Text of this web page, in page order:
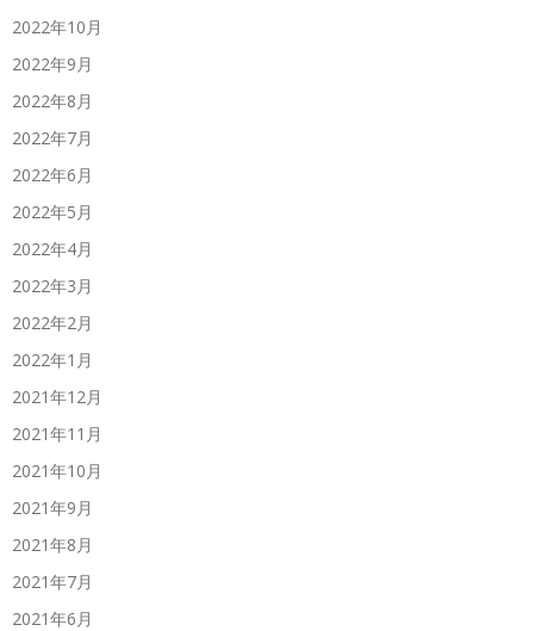
2022年10月
2022年9月
2022年8月
2022年7月
2022年6月
2022年5月
2022年4月
2022年3月
2022年2月
2022年1月
2021年12月
2021年11月
2021年10月
2021年9月
2021年8月
2021年7月
2021年6月